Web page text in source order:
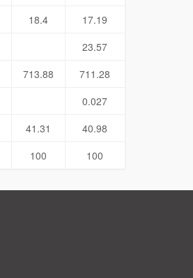
18.4
17.19
23.57
713.88
711.28
0.027
41.31
40.98
100 100